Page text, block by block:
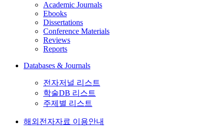
Academic Journals
Ebooks
Dissertations
Conference Materials
Reviews
Reports
Databases & Journals
전자저널 리스트
학술DB 리스트
주제별 리스트
해외전자자료 이용안내